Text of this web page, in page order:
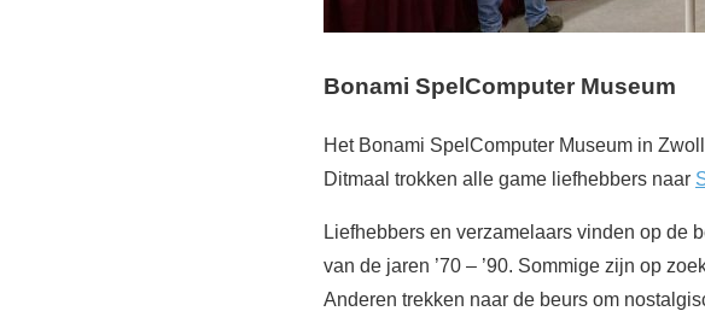
Bonami SpelComputer Museum
Het Bonami SpelComputer Museum in
Ditmaal trokken alle game liefhebbers naar
Liefhebbers en verzamelaars vinden op de
van de jaren ’70 – ’90. Sommige zijn op
Anderen trekken naar de beurs om